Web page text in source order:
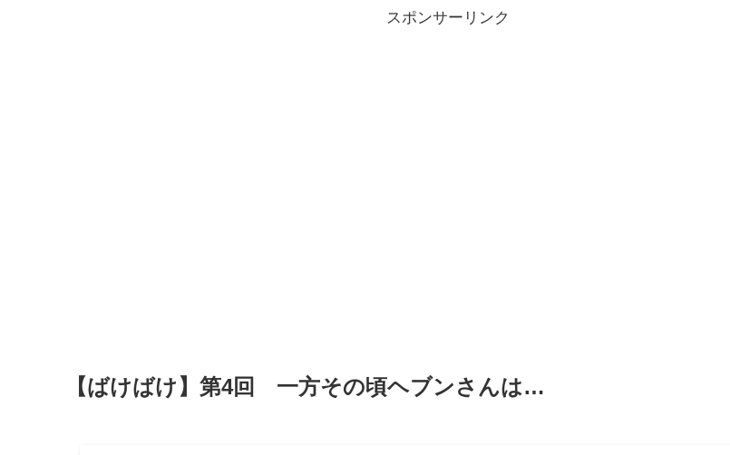
スポンサーリンク
【ばけばけ】第4回 一方その頃ヘブンさんは…